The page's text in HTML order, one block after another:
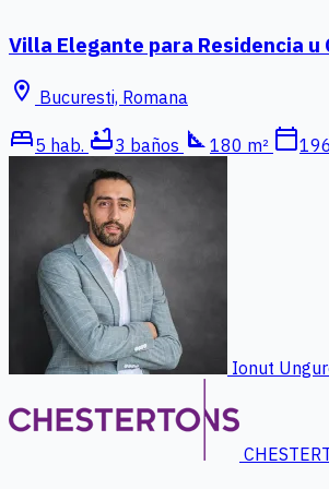
Villa Elegante para Residencia u
location_on Bucuresti, Romana
bed5 hab. bathtub3 baños square_foot 180 m² calendar_today
Ionut